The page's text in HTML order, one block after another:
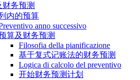
财务预测
内的预算
anno successivo
算及财务预测
Filosofia della pianificazione
基于复式记账法的财务预测
Logica di calcolo del preventivo
开始财务预测计划